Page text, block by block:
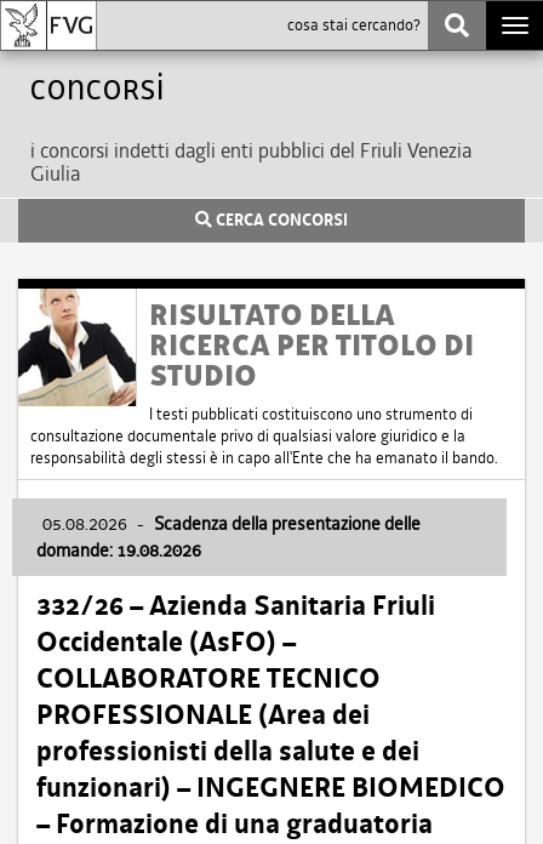
Concorsi
i concorsi indetti dagli enti pubblici del Friuli Venezia
Giulia
CERCA CONCORSI
RISULTATO DELLA
RICERCA PER TITOLO DI
STUDIO
I testi pubblicati costituiscono uno strumento di
consultazione documentale privo di qualsiasi valore giuridico e la
responsabilità degli stessi è in capo all'Ente che ha emanato il bando.
05.08.2026 - Scadenza della presentazione delle
domande: 19.08.2026
332/26 – Azienda Sanitaria Friuli
Occidentale (AsFO) –
COLLABORATORE TECNICO
PROFESSIONALE (Area dei
professionisti della salute e dei
funzionari) – INGEGNERE BIOMEDICO
– Formazione di una graduatoria